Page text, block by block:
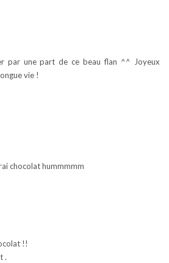
par une part de ce beau flan ^^ Joyeux
vie !
chocolat hummmmm
!!
.